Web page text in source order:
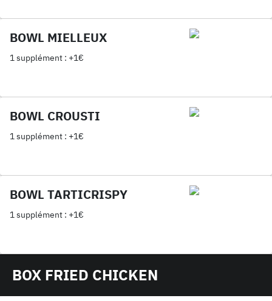
BOWL MIELLEUX
1 supplément : +1€
BOWL CROUSTI
1 supplément : +1€
BOWL TARTICRISPY
1 supplément : +1€
BOX FRIED CHICKEN